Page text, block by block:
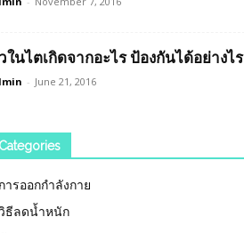
ในไตเกิดจากอะไร ป้องกันได้อย่างไร
- June 21, 2016
Categories
การออกกำลังกาย
ธีลดน้ำหนัก